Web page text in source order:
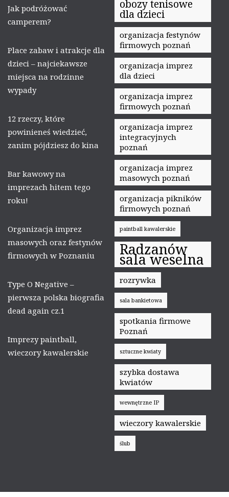
Jak podróżować
camperem?
Place zabaw i atrakcje dla
dzieci – najciekawsze
miejsca na rodzinne
wypady
12 rzeczy, które
powinieneś wiedzieć,
zanim pójdziesz do kina
Bar kawowy na
imprezach hitem tego
roku!
Organizacja imprez
masowych oraz festynów
firmowych w Poznaniu
Type O Negative –
pierwsza polska biografia
dead again cz.1
Imprezy paintball,
wieczory kawalerskie
obozy tenisowe
dla dzieci
organizacja festynów
firmowych poznań
organizacja imprez
dla dzieci
organizacja imprez
firmowych poznań
organizacja imprez
integracyjnych
poznań
organizacja imprez
masowych poznań
organizacja pikników
firmowych poznań
paintball kawalerskie
Radzanów
sala weselna
rozrywka
sala bankietowa
spotkania firmowe
Poznań
sztuczne kwiaty
szybka dostawa
kwiatów
wewnętrzne IP
wieczory kawalerskie
ślub